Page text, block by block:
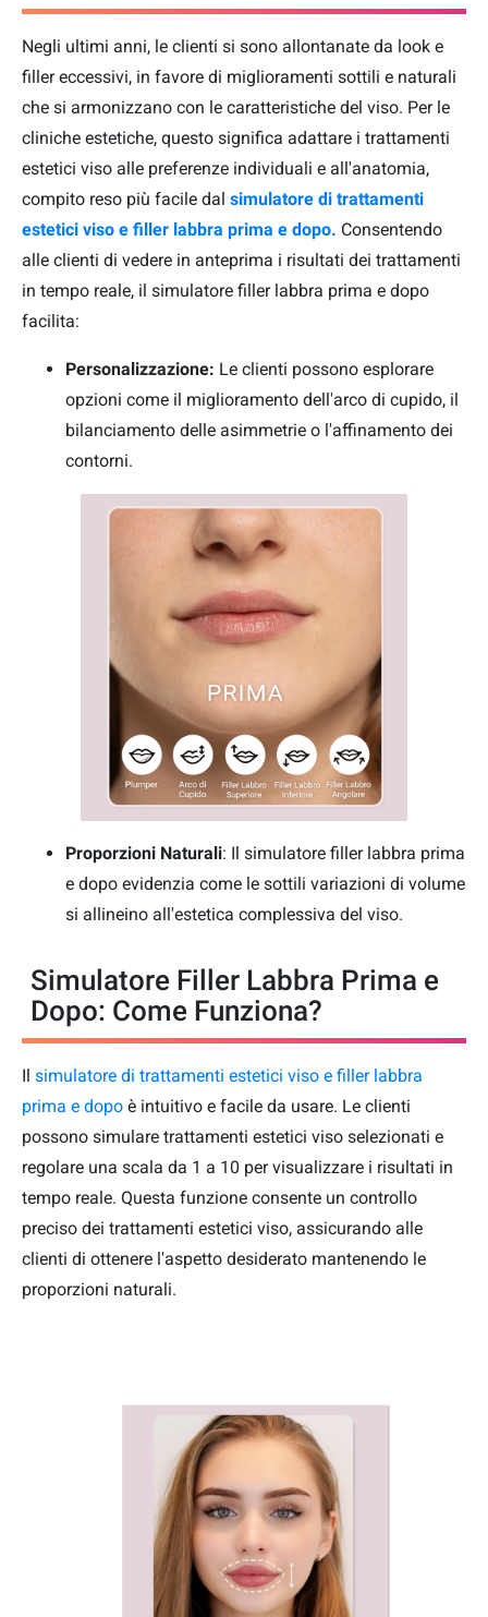
Negli ultimi anni, le clienti si sono allontanate da look e
filler eccessivi, in favore di miglioramenti sottili e naturali
che si armonizzano con le caratteristiche del viso. Per le
cliniche estetiche, questo significa adattare i trattamenti
estetici viso alle preferenze individuali e all'anatomia,
compito reso più facile dal simulatore di trattamenti
estetici viso e filler labbra prima e dopo. Consentendo
alle clienti di vedere in anteprima i risultati dei trattamenti
in tempo reale, il simulatore filler labbra prima e dopo
facilita:
Personalizzazione: Le clienti possono esplorare
opzioni come il miglioramento dell'arco di cupido, il
bilanciamento delle asimmetrie o l'affinamento dei
contorni.
Proporzioni Naturali: Il simulatore filler labbra prima
e dopo evidenzia come le sottili variazioni di volume
si allineino all'estetica complessiva del viso.
Simulatore Filler Labbra Prima e
Dopo: Come Funziona?
Il simulatore di trattamenti estetici viso e filler labbra
prima e dopo è intuitivo e facile da usare. Le clienti
possono simulare trattamenti estetici viso selezionati e
regolare una scala da 1 a 10 per visualizzare i risultati in
tempo reale. Questa funzione consente un controllo
preciso dei trattamenti estetici viso, assicurando alle
clienti di ottenere l'aspetto desiderato mantenendo le
proporzioni naturali.